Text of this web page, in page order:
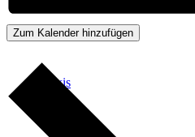
Praxis
Zum Kalender hinzufügen